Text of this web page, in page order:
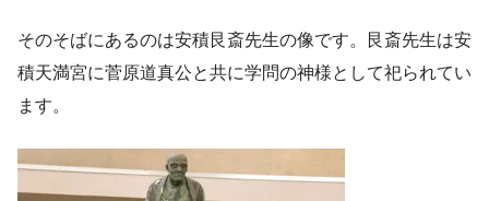
そのそばにあるのは安積艮斎先生の像です。艮斎先生は安
積天満宮に菅原道真公と共に学問の神様として祀られてい
ます。